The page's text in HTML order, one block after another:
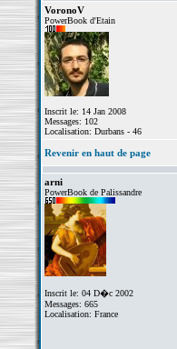
VoronoV
PowerBook d'Etain
Inscrit le: 14 Jan 2008
Messages: 102
Localisation: Durbans - 46
Revenir en haut de page
arni
PowerBook de Palissandre
Inscrit le: 04 D�c 2002
Messages: 665
Localisation: France